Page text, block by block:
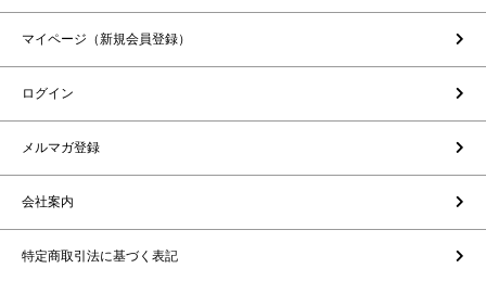
マイページ（新規会員登録）
ログイン
メルマガ登録
会社案内
特定商取引法に基づく表記